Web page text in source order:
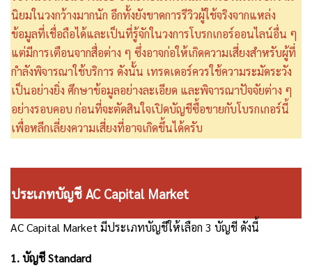
นิยมในวงกว้างมากนัก อีกทั้งยังขาดการรีวิวผู้ใช้จริงจากแหล่ง
ข้อมูลที่เชื่อถือได้และเป็นที่รู้จักในวงการโบรกเกอร์ออนไลน์อื่น ๆ
แต่มีการเตือนจากสื่อต่าง ๆ ซึ่งอาจก่อให้เกิดความเสี่ยงสำหรับผู้ที่
กำลังพิจารณาใช้บริการ ดังนั้น เทรดเดอร์ควรใช้ความระมัดระวัง
เป็นอย่างยิ่ง ศึกษาข้อมูลอย่างละเอียด และพิจารณาปัจจัยต่าง ๆ
อย่างรอบคอบ ก่อนที่จะตัดสินใจเปิดบัญชีซื้อขายกับโบรกเกอร์นี้
เพื่อหลีกเลี่ยงความเสี่ยงที่อาจเกิดขึ้นได้ครับ
ประเภทบัญชี AC Capital Market
AC Capital Market มีประเภทบัญชีให้เลือก 3 บัญชี ดังนี้
1. บัญชี Standard